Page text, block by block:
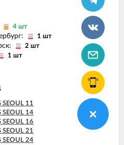
4 шт
1 шт
2 шт
1 шт
SEOUL 11
SEOUL 14
SEOUL 16
SEOUL 21
SEOUL 24